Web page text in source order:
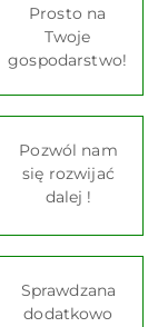
Prosto na
Twoje
gospodarstwo!
Pozwól nam
się rozwijać
dalej !
Sprawdzana
dodatkowo